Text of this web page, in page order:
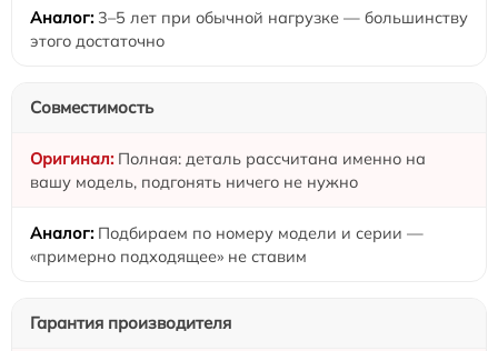
3–5 лет при обычной нагрузке — большинству
этого достаточно
Совместимость
Полная: деталь рассчитана именно на
вашу модель, подгонять ничего не нужно
Подбираем по номеру модели и серии —
«примерно подходящее» не ставим
Гарантия производителя